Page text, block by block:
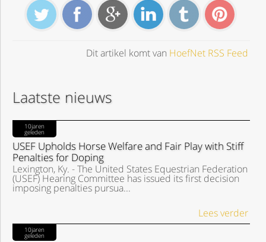
Dit artikel komt van HoefNet RSS Feed
Laatste nieuws
10jaren
geleden
USEF Upholds Horse Welfare and Fair Play with Stiff
Penalties for Doping
Lexington, Ky. - The United States Equestrian Federation
(USEF) Hearing Committee has issued its first decision
imposing penalties pursua...
Lees verder
10jaren
geleden